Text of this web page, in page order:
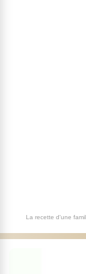
La recette d'une